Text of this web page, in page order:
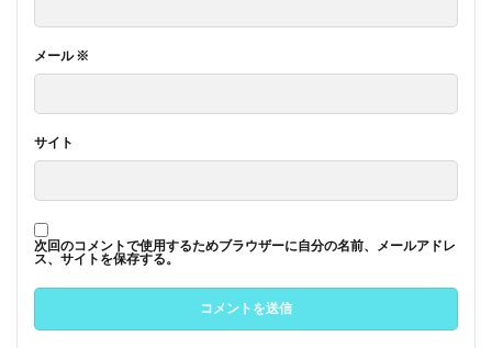
メール※
サイト
次回のコメントで使用するためブラウザーに自分の名前、メールアドレ
ス、サイトを保存する。